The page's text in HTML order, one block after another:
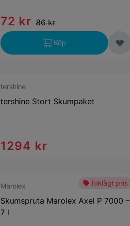
72 kr 86 kr
Köp
tershine
tershine Stort Skumpaket
1294 kr
Toklågt pris
Marolex
Skumspruta Marolex Axel P 7000 –
7 l